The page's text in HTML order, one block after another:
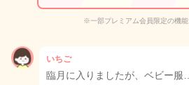
※一部プレミアム会員限定の機
いちご
臨月に入りましたが、ベビー服…